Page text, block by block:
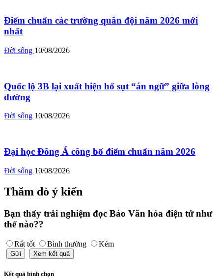
Điểm chuẩn các trường quân đội năm 2026 mới
nhất
Đời sống 10/08/2026
Quốc lộ 3B lại xuất hiện hố sụt “án ngữ” giữa lòng
đường
Đời sống 10/08/2026
Đại học Đông Á công bố điểm chuẩn năm 2026
Đời sống 10/08/2026
Thăm dò ý kiến
Bạn thấy trải nghiệm đọc Báo Văn hóa điện tử như
thế nào??
Rất tốt Bình thường Kém
Gửi Xem kết quả
Kết quả bình chọn